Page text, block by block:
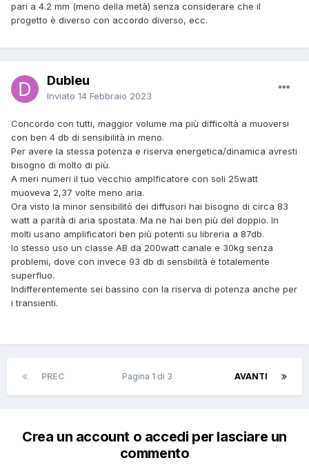
pari a 4.2 mm (meno della metà) senza considerare che il
progetto è diverso con accordo diverso, ecc.
Dubleu
Inviato 14 Febbraio 2023
Concordo con tutti, maggior volume ma più difficoltà a muoversi
con ben 4 db di sensibilità in meno.
Per avere la stessa potenza e riserva energetica/dinamica avresti
bisogno di molto di più.
A meri numeri il tuo vecchio amplficatore con soli 25watt
muoveva 2,37 volte meno aria.
Ora visto la minor sensibilitò dei diffusori hai bisogno di circa 83
watt a parità di aria spostata. Ma ne hai ben più del doppio. In
molti usano amplificatori ben più potenti su libreria a 87db.
Io stesso uso un classe AB da 200watt canale e 30kg senza
problemi, dove con invece 93 db di sensbilità è totalemente
superfluo.
Indifferentemente sei bassino con la riserva di potenza anche per
i transienti.
PREC AVANTI
Pagina 1 di 3
Crea un account o accedi per lasciare un
commento